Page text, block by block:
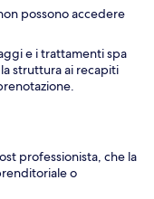
possono accedere
e i trattamenti spa
struttura ai recapiti
professionista, che la
o